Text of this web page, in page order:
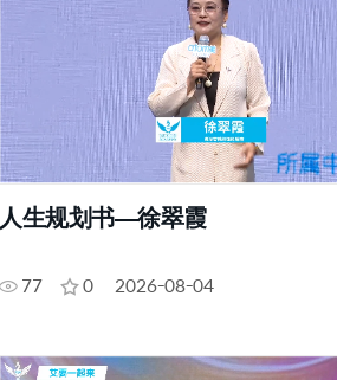
人生规划书—徐翠霞
77 0 2026-08-04